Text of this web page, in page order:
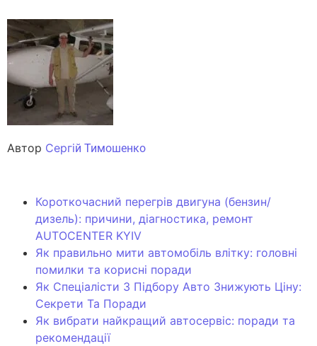
Автор Сергій Тимошенко
Короткочасний перегрів двигуна (бензин/
дизель): причини, діагностика, ремонт
AUTOCENTER KYIV
Як правильно мити автомобіль влітку: головні
помилки та корисні поради
Як Спеціалісти З Підбору Авто Знижують Ціну:
Секрети Та Поради
Як вибрати найкращий автосервіс: поради та
рекомендації